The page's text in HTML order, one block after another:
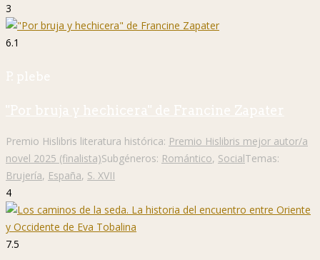
3
6.1
P. plebe
"Por bruja y hechicera" de Francine Zapater
Premio Hislibris literatura histórica: Premio Hislibris mejor autor/a
novel 2025 (finalista)Subgéneros: Romántico, SocialTemas:
Brujería, España, S. XVII
4
7.5